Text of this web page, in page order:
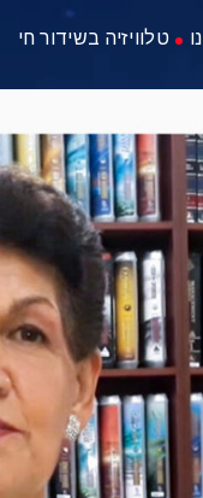
טלוויזיה בשידור חי